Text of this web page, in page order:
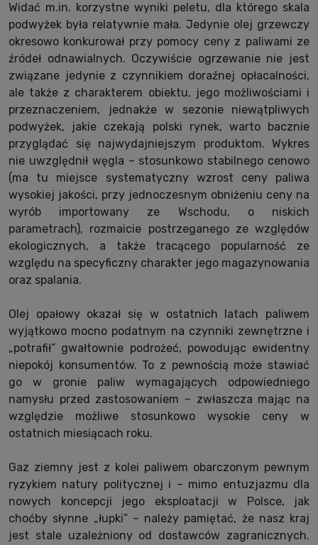
Widać m.in. korzystne wyniki peletu, dla którego skala
podwyżek była relatywnie mała. Jedynie olej grzewczy
okresowo konkurował przy pomocy ceny z paliwami ze
źródeł odnawialnych. Oczywiście ogrzewanie nie jest
związane jedynie z czynnikiem doraźnej opłacalności,
ale także z charakterem obiektu, jego możliwościami i
przeznaczeniem, jednakże w sezonie niewątpliwych
podwyżek, jakie czekają polski rynek, warto bacznie
przyglądać się najwydajniejszym produktom. Wykres
nie uwzględnił węgla – stosunkowo stabilnego cenowo
(ma tu miejsce systematyczny wzrost ceny paliwa
wysokiej jakości, przy jednoczesnym obniżeniu ceny na
wyrób importowany ze Wschodu, o niskich
parametrach), rozmaicie postrzeganego ze względów
ekologicznych, a także tracącego popularność ze
względu na specyficzny charakter jego magazynowania
oraz spalania.
Olej opałowy okazał się w ostatnich latach paliwem
wyjątkowo mocno podatnym na czynniki zewnętrzne i
„potrafił” gwałtownie podrożeć, powodując ewidentny
niepokój konsumentów. To z pewnością może stawiać
go w gronie paliw wymagających odpowiedniego
namysłu przed zastosowaniem – zwłaszcza mając na
względzie możliwe stosunkowo wysokie ceny w
ostatnich miesiącach roku.
Gaz ziemny jest z kolei paliwem obarczonym pewnym
ryzykiem natury politycznej i – mimo entuzjazmu dla
nowych koncepcji jego eksploatacji w Polsce, jak
choćby słynne „łupki” – należy pamiętać, że nasz kraj
jest stale uzależniony od dostawców zagranicznych.